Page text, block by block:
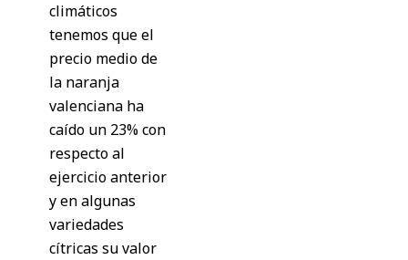
climáticos
tenemos que el
precio medio de
la naranja
valenciana ha
caído un 23% con
respecto al
ejercicio anterior
y en algunas
variedades
cítricas su valor